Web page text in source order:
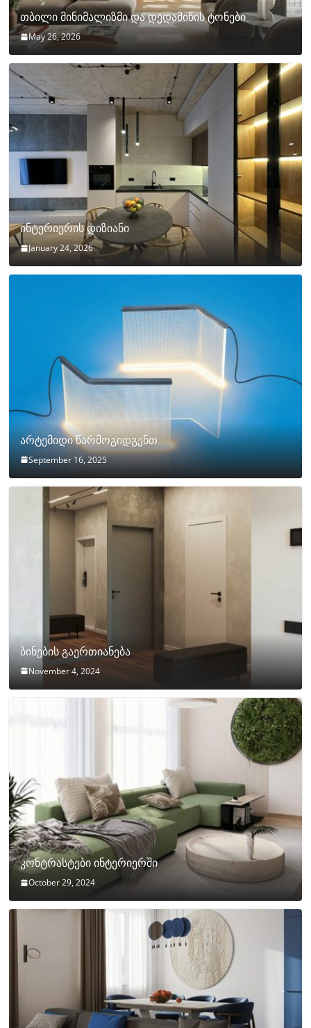
თბილი მინიმალიზმი და დედამიწის ტონები
May 26, 2026
ინტერიერის დიზიანი
January 24, 2026
არტემიდი წარმოგიდგენთ
September 16, 2025
ბინების გაერთიანება
November 4, 2024
კონტრასტები ინტერიერში
October 29, 2024